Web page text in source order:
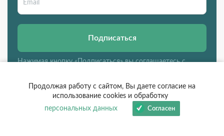
Подписаться
Нажимая кнопку «Подписаться» вы соглашаетесь с
Продолжая работу с сайтом, Вы даете согласие на
использование cookies и обработку
персональных данных
Согласен